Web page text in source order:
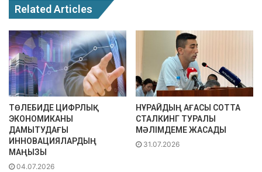
Related Articles
ТӨЛЕБИДЕ ЦИФРЛЫҚ
ЭКОНОМИКАНЫ
ДАМЫТУДАҒЫ
ИННОВАЦИЯЛАРДЫҢ
МАҢЫЗЫ
04.07.2026
НҰРАЙДЫҢ АҒАСЫ СОТТА
СТАЛКИНГ ТУРАЛЫ
МӘЛІМДЕМЕ ЖАСАДЫ
31.07.2026